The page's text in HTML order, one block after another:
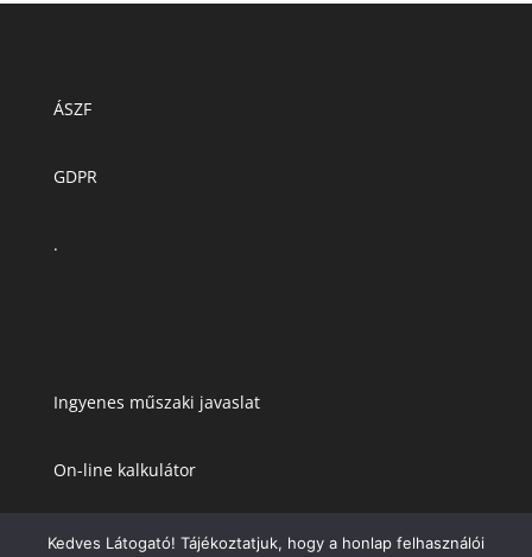
ÁSZF
GDPR
.
Ingyenes műszaki javaslat
On-line kalkulátor
Kedves Látogató! Tájékoztatjuk, hogy a honlap felhasználói